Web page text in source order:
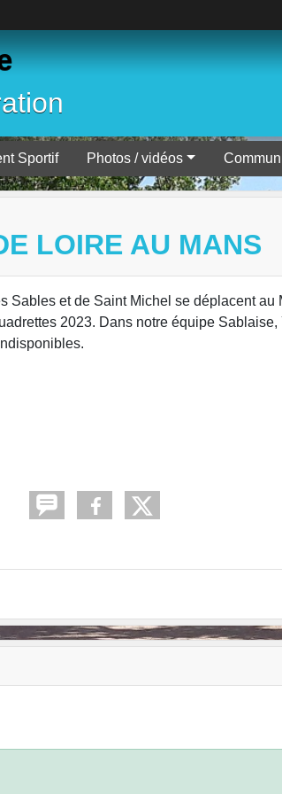
Sportif Photos / vidéos
LOIRE AU MANS
Sables et de Saint Michel se déplacent au
2023. Dans notre équipe Sablaise,